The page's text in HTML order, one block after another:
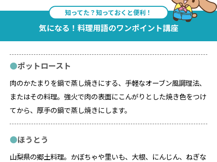
知ってた？知っておくと便利！
気になる！料理用語のワンポイント講座
ポットロースト
肉のかたまりを鍋で蒸し焼きにする、手軽なオーブン風調理法、
またはその料理。強火で肉の表面にこんがりとした焼き色をつけ
てから、厚手の鍋で蒸し焼きにします。
ほうとう
山梨県の郷土料理。かぼちゃや里いも、大根、にんじん、ねぎな